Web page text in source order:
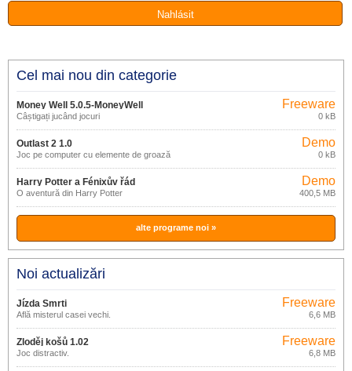
Cel mai nou din categorie
Money Well 5.0.5-MoneyWell
Câștigați jucând jocuri
Freeware
0 kB
Outlast 2 1.0
Joc pe computer cu elemente de groază
Demo
0 kB
Harry Potter a Fénixův řád
O aventură din Harry Potter
Demo
400,5 MB
alte programe noi »
Noi actualizări
Jízda Smrti
Află misterul casei vechi.
Freeware
6,6 MB
Zloděj košů 1.02
Joc distractiv.
Freeware
6,8 MB